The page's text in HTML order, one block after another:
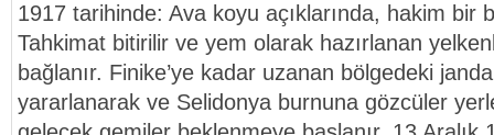
1917 tarihinde: Ava koyu açıklarında, hakim bir
Tahkimat bitirilir ve yem olarak hazırlanan
bağlanır. Finike’ye kadar uzanan bölgedeki
yararlanarak ve Selidonya burnuna gözcüler